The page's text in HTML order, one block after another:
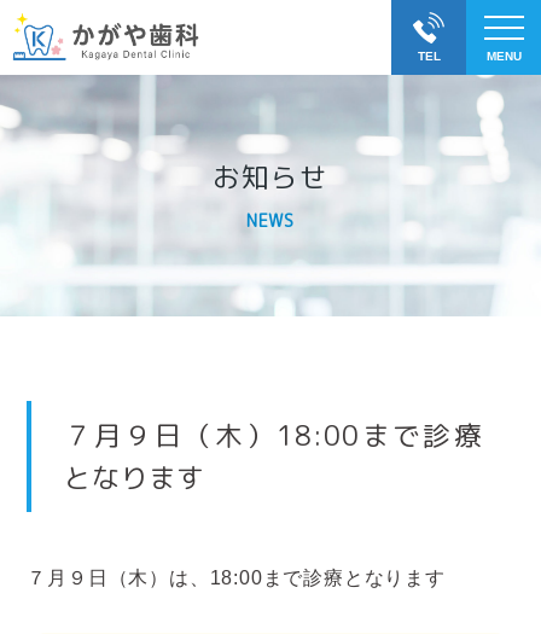
お知らせ
NEWS
７月９日（木）18:00まで診療
となります
７月９日（木）は、18:00まで診療となります